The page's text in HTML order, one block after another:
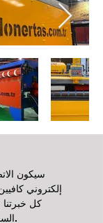
سيكون
إلكتروني
كل
السجاد وصناعة تنظيف السجاد.